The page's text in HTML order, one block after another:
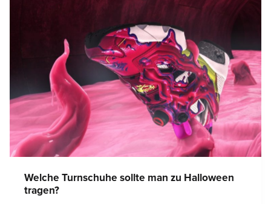
Welche Turnschuhe sollte man zu Halloween
tragen?